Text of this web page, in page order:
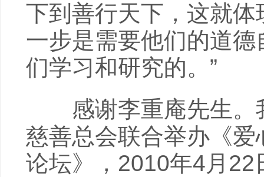
下到善行天下，这就
一步是需要他们的道
们学习和研究的。”
感谢李重庵先生。
慈善总会联合举办《
论坛》，2010年4月